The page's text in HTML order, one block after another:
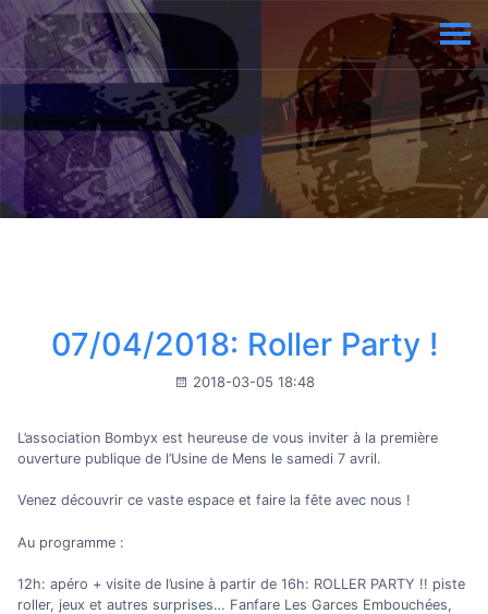
07/04/2018: Roller Party !
2018-03-05 18:48
L’association Bombyx est heureuse de vous inviter à la première
ouverture publique de l’Usine de Mens le samedi 7 avril.
Venez découvrir ce vaste espace et faire la fête avec nous !
Au programme :
12h: apéro + visite de l’usine à partir de 16h: ROLLER PARTY !! piste
roller, jeux et autres surprises… Fanfare Les Garces Embouchées,